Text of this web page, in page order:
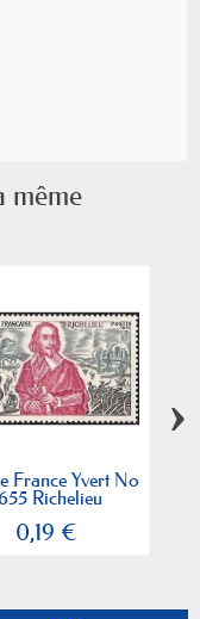
même
France Yvert No
Richelieu
0,19 €
›